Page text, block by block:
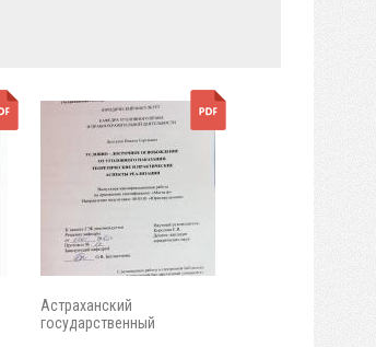
Астраханский
государственный